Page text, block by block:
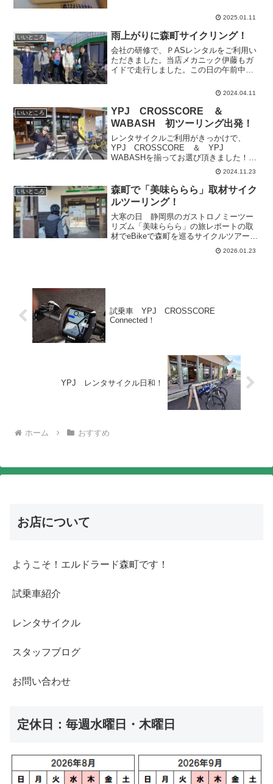
2025.01.11
いいところ 雨上がりに森町サイクリング！
会社の研修で、ＰASレンタルをご利用い
ただきました。当店メカニック伊藤もガ
イドで走行しました。この日の午前中
す。はじめてのツーリングに少し緊張気
るりと森町の歴史ある町並を...
2024.04.11
いいところ
YPJ CROSSCORE ＆
WABASH 初ツーリング出発！
レンタサイクルご利用がきっかけで、
YPJ CROSSCORE ＆ YPJ
WABASHを揃ってお選び頂きました！あ
りがとうございます！走行前にお気に入
りのドリンクホルダーや、シート、そし
て mont-bellベアの自転車ベルも！取付さ
れて ...
2024.11.23
いいところ
森町で「美味ららら」取材サイク
ルツーリング！
大寒の日 静岡県のガストロノミーツー
リズム「美味ららら」の旅レポートの取
材でeBikeで森町を巡るサイクルツアーで
プチガイドさせて頂きました。もう一人
のガイドは、地域おこし協力隊の望月銀
2026.01.23
試乗車 YPJ CROSSCORE
Connected！
YPJ レンタサイクル日和！
ホーム おすすめ
お店について
ようこそ！エルドラード森町です！
試乗車紹介
レンタサイクル
スタッフブログ
お問い合わせ
定休日：毎週水曜日・木曜日